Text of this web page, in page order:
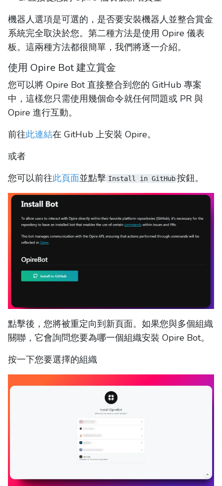
機器人選項是可選的，是否要安裝機器人並整合賞金
系統完全取決於您。第二種方法是使用 Opire 儀表
板。這兩種方法都很簡單，我們將逐一介紹。
使用 Opire Bot 建立賞金
您可以將 Opire Bot 直接整合到您的 GitHub 專案
中，這樣您只需使用幾個命令就任何問題或 PR 與
Opire 進行互動。
前往此連結在 GitHub 上安裝 Opire。
或者
您可以前往此頁面並點擊 Install in GitHub 按鈕。
點擊後，您將被重定向到新頁面。如果您與多個組織
關聯，它會詢問您要為哪一個組織安裝 Opire Bot。
按一下您要選擇的組織